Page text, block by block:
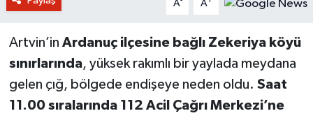
A A
Artvin’in Ardanuç ilçesine bağlı Zekeriya köyü
sınırlarında, yüksek rakımlı bir yaylada meydana
gelen çığ, bölgede endişeye neden oldu. Saat
11.00 sıralarında 112 Acil Çağrı Merkezi’ne